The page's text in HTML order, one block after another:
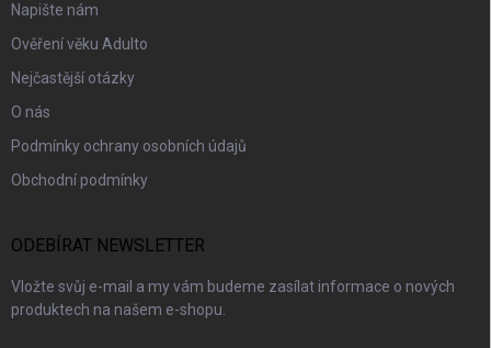
Napište nám
Ověření věku Adulto
Nejčastější otázky
O nás
Podmínky ochrany osobních údajů
Obchodní podmínky
ODEBÍRAT NEWSLETTER
Vložte svůj e-mail a my vám budeme zasílat informace o nových
produktech na našem e-shopu.